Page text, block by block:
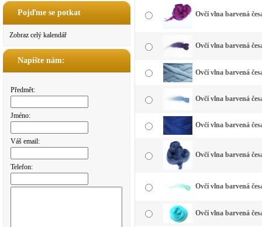
Pojďme se potkat
Zobraz celý kalendář
Napište nám:
Předmět:
Jméno:
Váš email:
Telefon:
Ovčí vlna barvená
Ovčí vlna barvená
Ovčí vlna barvená
Ovčí vlna barvená
Ovčí vlna barvená
Ovčí vlna barvená
Ovčí vlna barvená
Ovčí vlna barvená